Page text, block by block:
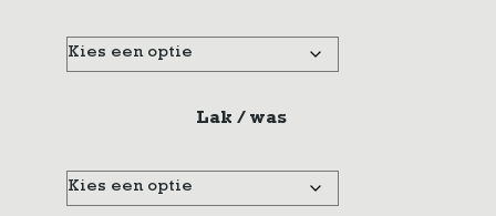
Lak / was